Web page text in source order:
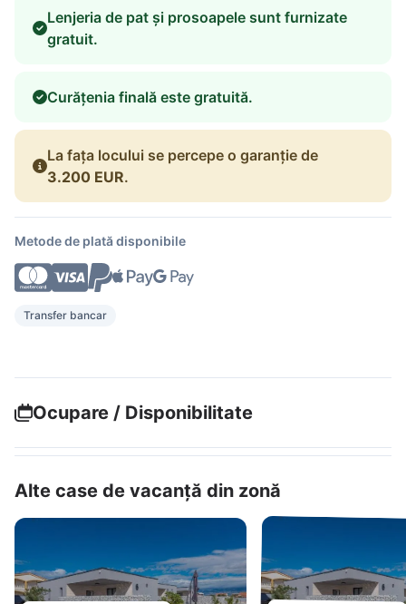
Lenjeria de pat și prosoapele sunt furnizate
gratuit.
Curățenia finală este gratuită.
La fața locului se percepe o garanție de
3.200 EUR.
Metode de plată disponibile
Transfer bancar
Ocupare / Disponibilitate
Alte case de vacanță din zonă